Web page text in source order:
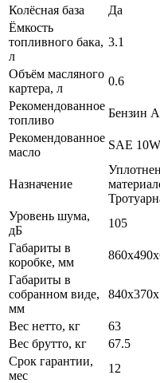
Колёсная база
Да
Ёмкость
топливного бака,
л
3.1
Объём масляного
картера, л
0.6
Рекомендованное
топливо
Бензин
Рекомендованное
масло
SAE
Назначение
Уровень шума,
дБ
105
Габариты в
коробке, мм
Габариты в
собранном виде,
мм
Вес нетто, кг
63
Вес брутто, кг
67.5
Срок гарантии,
мес
12